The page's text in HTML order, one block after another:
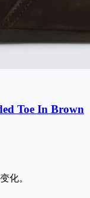
Toe In Brown
化。